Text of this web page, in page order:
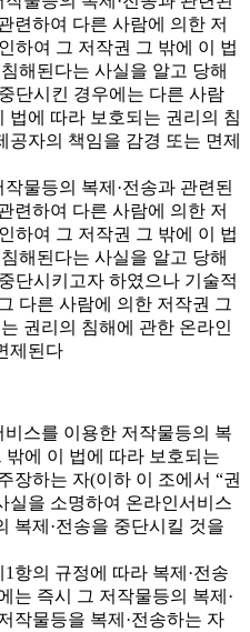
련하여 다른 사람에 의한 저
하여 그 저작권 그 밖에 이 법
해된다는 사실을 알고 당해
단시킨 경우에는 다른 사람
법에 따라 보호되는 권리의 침
자의 책임을 감경 또는 면제
물등의 복제·전송과 관련된
련하여 다른 사람에 의한 저
하여 그 저작권 그 밖에 이 법
해된다는 사실을 알고 당해
단시키고자 하였으나 기술적
다른 사람에 의한 저작권 그
권리의 침해에 관한 온라인
제된다
스를 이용한 저작물등의 복
밖에 이 법에 따라 보호되는
장하는 자(이하 이 조에서 “권
실을 소명하여 온라인서비스
복제·전송을 중단시킬 것을
항의 규정에 따라 복제·전송
는 즉시 그 저작물등의 복제·
작물등을 복제·전송하는 자